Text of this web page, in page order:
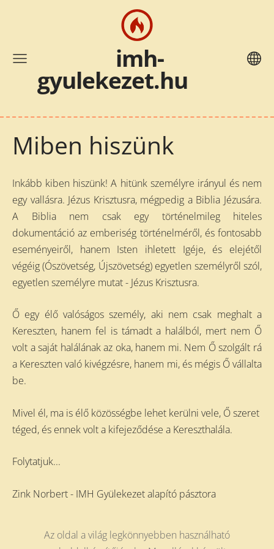
imh-
gyulekezet.hu
Miben hiszünk
Inkább kiben hiszünk! A hitünk személyre irányul és nem
egy vallásra. Jézus Krisztusra, mégpedig a Biblia Jézusára.
A Biblia nem csak egy történelmileg hiteles
dokumentáció az emberiség történelméről, és fontosabb
eseményeiről, hanem Isten ihletett Igéje, és elejétől
végéig (Ószövetség, Újszövetség) egyetlen személyről szól,
egyetlen személyre mutat - Jézus Krisztusra.
Ő egy élő valóságos személy, aki nem csak meghalt a
Kereszten, hanem fel is támadt a halálból, mert nem Ő
volt a saját halálának az oka, hanem mi. Nem Ő szolgált rá
a Kereszten való kivégzésre, hanem mi, és mégis Ő vállalta
be.
Mivel él, ma is élő közösségbe lehet kerülni vele, Ő szeret
téged, és ennek volt a kifejeződése a Kereszthalála.
Folytatjuk...
Zink Norbert - IMH Gyülekezet alapító pásztora
Az oldal a világ legkönnyebben használható